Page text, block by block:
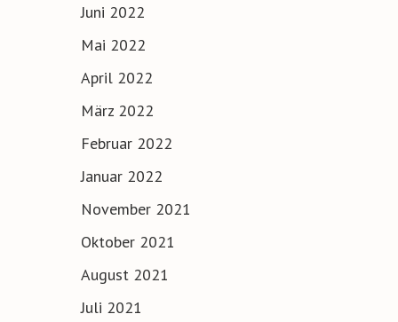
Juni 2022
Mai 2022
April 2022
März 2022
Februar 2022
Januar 2022
November 2021
Oktober 2021
August 2021
Juli 2021